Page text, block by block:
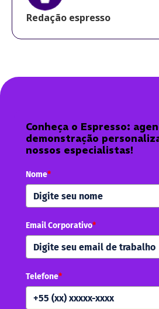
Redação espresso
Conheça o Espresso:
demonstração
nossos especialistas!
Nome*
Email Corporativo*
Telefone*